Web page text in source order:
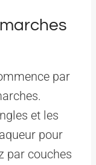
par
et les
pour
par couches